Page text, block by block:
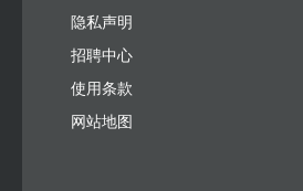
隐私声明
招聘中心
使用条款
网站地图